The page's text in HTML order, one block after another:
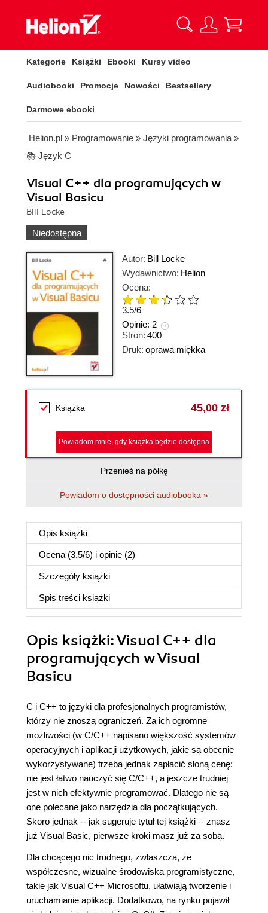
Kategorie Książki Ebooki Kursy video
Audiobooki Promocje Nowości Bestsellery
Darmowe ebooki
Helion.pl » Programowanie » Języki programowania »
📚 Język C
Visual C++ dla programujących w
Visual Basicu
Bill Locke
Niedostępna
Autor: Bill Locke
Wydawnictwo: Helion
Ocena:
3.5/6
Opinie: 2
Stron: 400
Druk: oprawa miękka
Książka 45,00 zł
Powiadom mnie, gdy książka będzie dostępna
Przenieś na półkę
Powiadom o dostępności audiobooka »
Opis książki
Ocena (3.5/6) i opinie (2)
Szczegóły książki
Spis treści książki
Opis książki: Visual C++ dla
programujących w Visual
Basicu
C i C++ to języki dla profesjonalnych programistów,
którzy nie znoszą ograniczeń. Za ich ogromne
możliwości (w C/C++ napisano większość systemów
operacyjnych i aplikacji użytkowych, jakie są obecnie
wykorzystywane) trzeba jednak zapłacić słoną cenę:
nie jest łatwo nauczyć się C/C++, a jeszcze trudniej
jest w nich efektywnie programować. Dlatego nie są
one polecane jako narzędzia dla początkujących.
Skoro jednak -- jak sugeruje tytuł tej książki -- znasz
już Visual Basic, pierwsze kroki masz już za sobą.
Dla chcącego nic trudnego, zwłaszcza, że
współczesne, wizualne środowiska programistyczne,
takie jak Visual C++ Microsoftu, ułatwiają tworzenie i
uruchamianie aplikacji. Dodatkowo, na rynku pojawił